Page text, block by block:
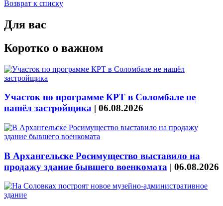
Возврат к списку
Для вас
Коротко о важном
Участок по программе КРТ в Соломбале не
нашёл застройщика | 06.08.2026
В Архангельске Росимущество выставило на
продажу здание бывшего военкомата | 06.08.2026